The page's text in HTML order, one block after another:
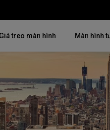
Thịnh hành
4K UHD (3840×2160)
Chiếu gần
Thịnh hành
4K(3840x2160)
USB-C
Giá treo màn hình Màn hình